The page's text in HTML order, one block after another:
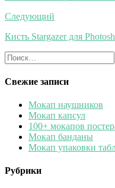
записям
Следующий
Кисть Stargazer для
Искать:
Свежие записи
Мокап наушников
Мокап капсул
100+ мокапов
Мокап банданы
Мокап упаковки
Рубрики